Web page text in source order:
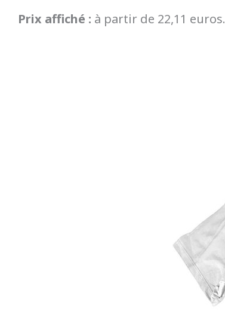
Prix affiché : à partir de 22,11 euros.